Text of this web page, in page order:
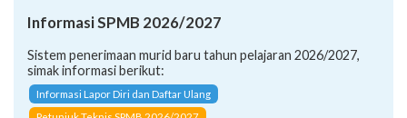
Informasi SPMB 2026/2027
Sistem penerimaan murid baru tahun pelajaran 2026/2027,
simak informasi berikut:
Informasi Lapor Diri dan Daftar Ulang